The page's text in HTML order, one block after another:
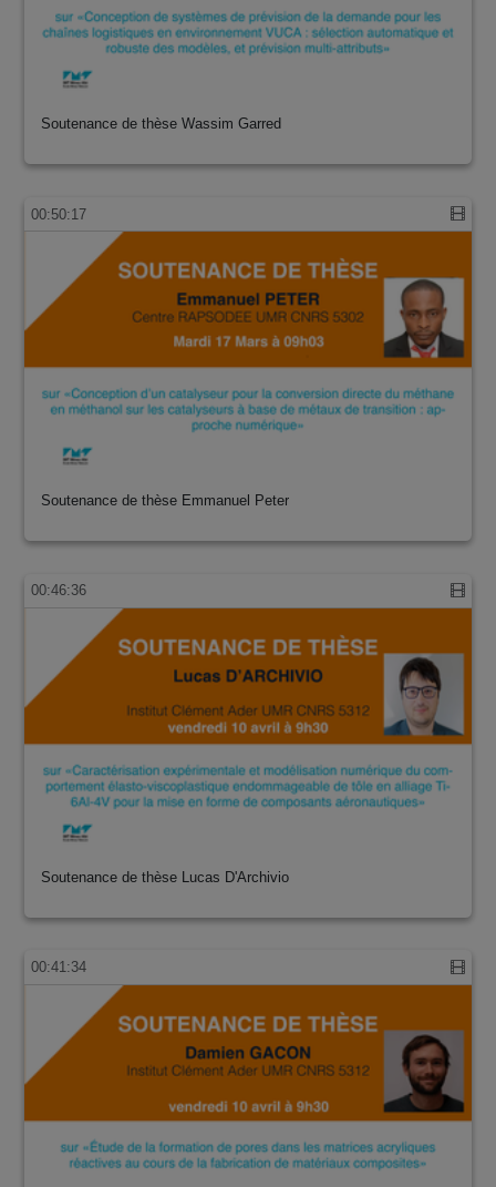
Soutenance de thèse Wassim Garred
00:50:17
Soutenance de thèse Emmanuel Peter
00:46:36
Soutenance de thèse Lucas D'Archivio
00:41:34